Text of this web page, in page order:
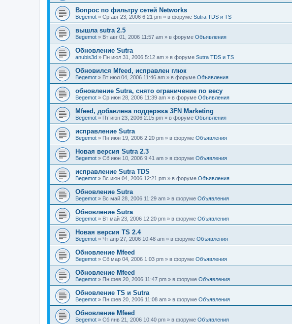
Вопрос по фильтру сетей Networks
Begemot » Ср авг 23, 2006 6:21 pm » в форуме Sutra TDS и TS
вышла sutra 2.5
Begemot » Вт авг 01, 2006 11:57 am » в форуме Объявления
Обновление Sutra
anubis3d » Пн июл 31, 2006 5:12 am » в форуме Sutra TDS и TS
Обновился Mfeed, исправлен глюк
Begemot » Вт июл 04, 2006 11:46 am » в форуме Объявления
обновление Sutra, снято ограничение по весу
Begemot » Ср июн 28, 2006 11:39 am » в форуме Объявления
Mfeed, добавлена поддержка 3FN Marketing
Begemot » Пт июн 23, 2006 2:15 pm » в форуме Объявления
исправление Sutra
Begemot » Пн июн 19, 2006 2:20 pm » в форуме Объявления
Новая версия Sutra 2.3
Begemot » Сб июн 10, 2006 9:41 am » в форуме Объявления
исправление Sutra TDS
Begemot » Вс июн 04, 2006 12:21 pm » в форуме Объявления
Обновление Sutra
Begemot » Вс май 28, 2006 11:29 am » в форуме Объявления
Обновление Sutra
Begemot » Вт май 23, 2006 12:20 pm » в форуме Объявления
Новая версия TS 2.4
Begemot » Чт апр 27, 2006 10:48 am » в форуме Объявления
Обновление Mfeed
Begemot » Сб мар 04, 2006 1:03 pm » в форуме Объявления
Обновление Mfeed
Begemot » Пн фев 20, 2006 11:47 pm » в форуме Объявления
Обновление TS и Sutra
Begemot » Пн фев 20, 2006 11:08 am » в форуме Объявления
Обновление Mfeed
Begemot » Сб янв 21, 2006 10:40 pm » в форуме Объявления